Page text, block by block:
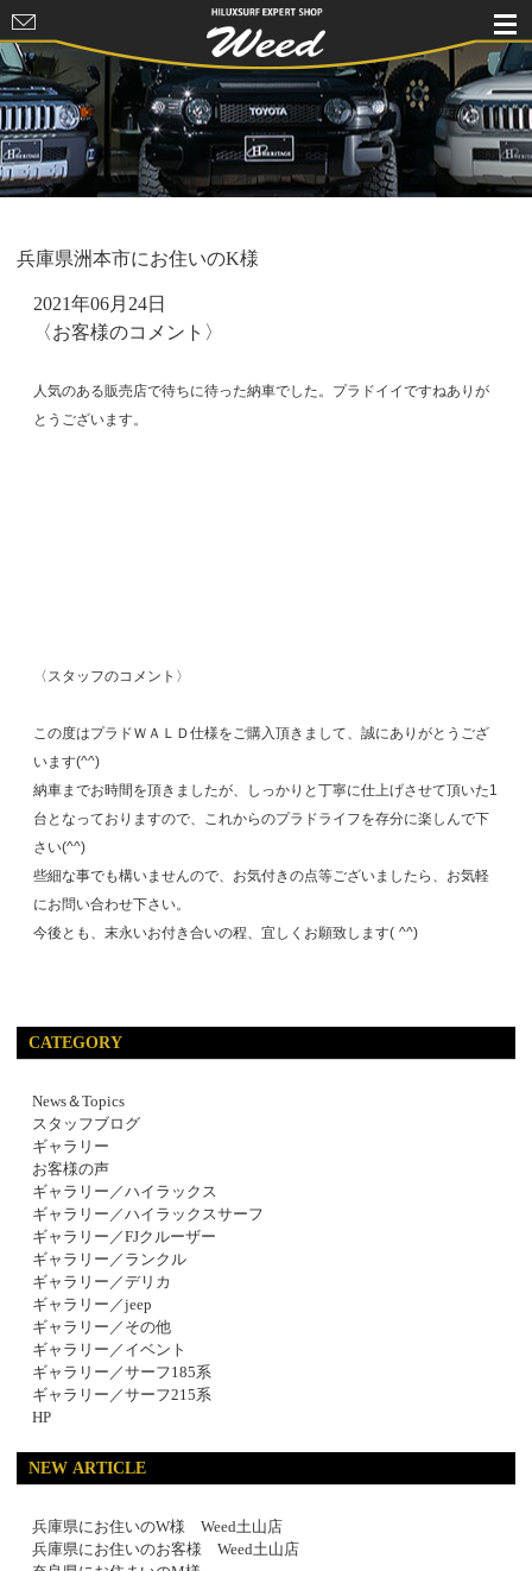
HILUXSURF
EXPERT
SHOP Weed
兵庫県洲本市にお住いのK様
2021年06月24日
〈お客様のコメント〉
人気のある販売店で待ちに待った納車でした。プラドイイですねありが
とうございます。
〈スタッフのコメント〉
この度はプラドＷＡＬＤ仕様をご購入頂きまして、誠にありがとうござ
います(^^)
納車までお時間を頂きましたが、しっかりと丁寧に仕上げさせて頂いた1
台となっておりますので、これからのプラドライフを存分に楽しんで下
さい(^^)
些細な事でも構いませんので、お気付きの点等ございましたら、お気軽
にお問い合わせ下さい。
今後とも、末永いお付き合いの程、宜しくお願致します( ^^)
CATEGORY
News＆Topics
スタッフブログ
ギャラリー
お客様の声
ギャラリー／ハイラックス
ギャラリー／ハイラックスサーフ
ギャラリー／FJクルーザー
ギャラリー／ランクル
ギャラリー／デリカ
ギャラリー／jeep
ギャラリー／その他
ギャラリー／イベント
ギャラリー／サーフ185系
ギャラリー／サーフ215系
HP
NEW ARTICLE
兵庫県にお住いのW様 Weed土山店
兵庫県にお住いのお客様 Weed土山店